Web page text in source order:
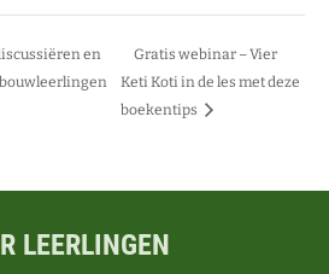
en
Gratis webinar – Vier
Keti Koti in de les met deze
boekentips
LEERLINGEN